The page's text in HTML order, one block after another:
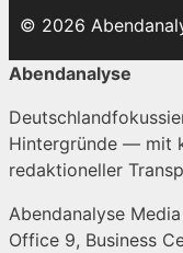
© 2026
Abendanalyse
Hintergründe — mit
redaktioneller
Abendanalyse
Office 9, Business